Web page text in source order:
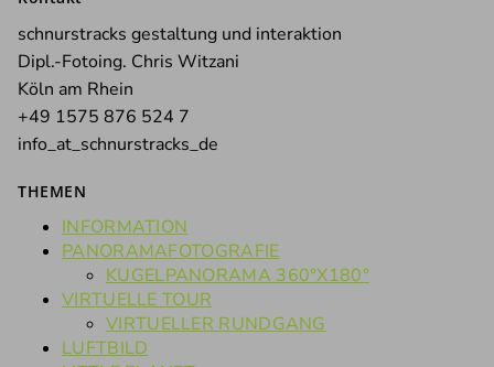
schnurstracks gestaltung und interaktion
Dipl.-Fotoing. Chris Witzani
Köln am Rhein
+49 1575 876 524 7
info_at_schnurstracks_de
THEMEN
INFORMATION
PANORAMAFOTOGRAFIE
KUGELPANORAMA 360°X180°
VIRTUELLE TOUR
VIRTUELLER RUNDGANG
LUFTBILD